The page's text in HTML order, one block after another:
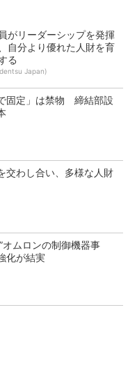
がリーダーシップを発揮
自分より優れた人財を育
る
Japan)
固定」は禁物 締結部設
交わし合い、多様な人財
オムロンの制御機器事
化が結実